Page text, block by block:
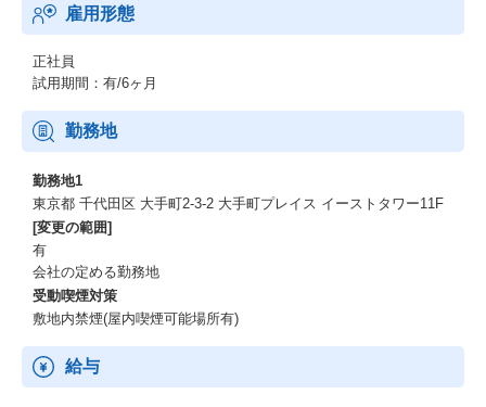
雇用形態
正社員
試用期間：有/6ヶ月
勤務地
勤務地1
東京都 千代田区 大手町2-3-2 大手町プレイス イーストタワー11F
[変更の範囲]
有
会社の定める勤務地
受動喫煙対策
敷地内禁煙(屋内喫煙可能場所有)
給与